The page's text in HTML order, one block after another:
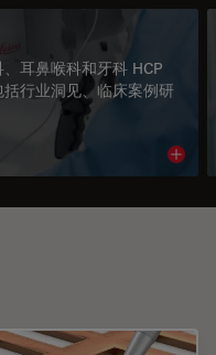
耳鼻喉科和牙科 HCP
行业洞见、临床案例研